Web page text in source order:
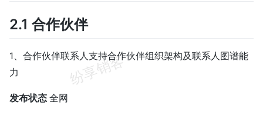
2.1 合作伙伴
1、合作伙伴联系人支持合作伙伴组织架构及联系人图谱能
力
发布状态 全网